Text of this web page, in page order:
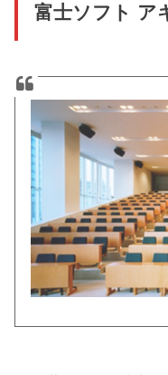
富士ソフト ア